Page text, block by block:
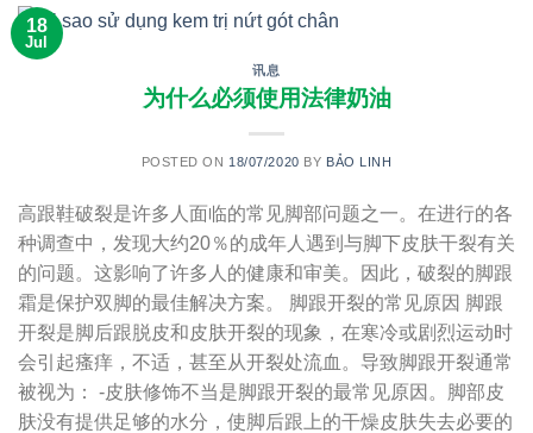
18
Jul
讯息
为什么必须使用法律奶油
POSTED ON 18/07/2020 BY BẢO LINH
高跟鞋破裂是许多人面临的常见脚部问题之一。在进行的各
种调查中，发现大约20％的成年人遇到与脚下皮肤干裂有关
的问题。这影响了许多人的健康和审美。因此，破裂的脚跟
霜是保护双脚的最佳解决方案。 脚跟开裂的常见原因 脚跟
开裂是脚后跟脱皮和皮肤开裂的现象，在寒冷或剧烈运动时
会引起瘙痒，不适，甚至从开裂处流血。导致脚跟开裂通常
被视为： -皮肤修饰不当是脚跟开裂的最常见原因。脚部皮
肤没有提供足够的水分，使脚后跟上的干燥皮肤失去必要的